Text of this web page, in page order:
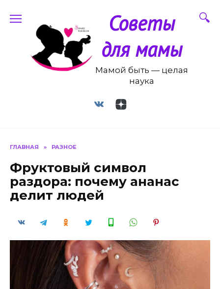
содержанию
Советы
для мамы
Мамой быть — целая
наука
ГЛАВНАЯ » РАЗНОЕ
Фруктовый символ
раздора: почему ананас
делит людей